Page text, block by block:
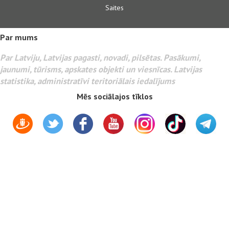
Saites
Par mums
Par Latviju, Latvijas pagasti, novadi, pilsētas. Pasākumi,
jaunumi, tūrisms, apskates objekti un viesnīcas. Latvijas
statistika, administratīvi teritoriālais iedalījums
Mēs sociālajos tīklos